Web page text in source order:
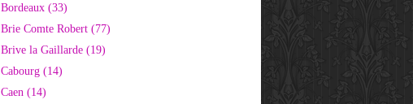
Bordeaux (33)
Brie Comte Robert (77)
Brive la Gaillarde (19)
Cabourg (14)
Caen (14)